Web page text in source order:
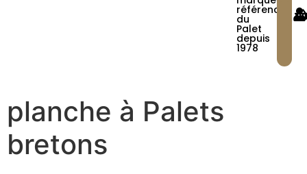
référence
du
Palet
depuis
1978
planche à Palets
bretons